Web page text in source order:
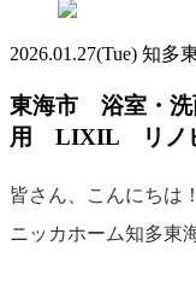
2026.01.27(Tue) 知多
東海市 浴室・
用 LIXIL リノ
皆さん、こんにちは！
ニッカホーム知多東